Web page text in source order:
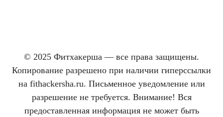
© 2025 Фитхакерша — все права защищены.
Копирование разрешено при наличии гиперссылки
на fithackersha.ru. Письменное уведомление или
разрешение не требуется. Внимание! Вся
предоставленная информация не может быть